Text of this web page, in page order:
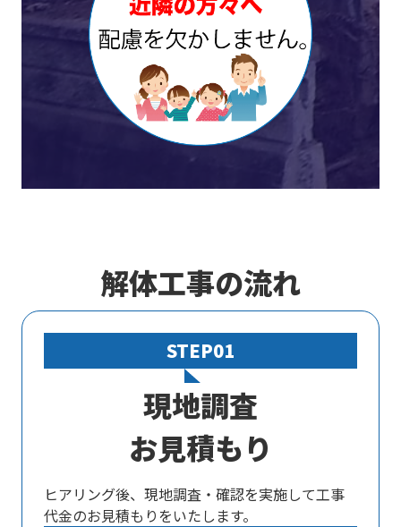
解体工事の流れ
STEP01
現地調査
お見積もり
ヒアリング後、現地調査・確認を実施して工事
代金のお見積もりをいたします。